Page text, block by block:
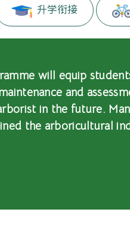
升学衔接
will equip
and
in the future.
the arboricultural